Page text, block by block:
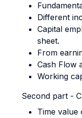
Different
Capital
sheet.
From
Cash Flow
Working
Second part -
Time value